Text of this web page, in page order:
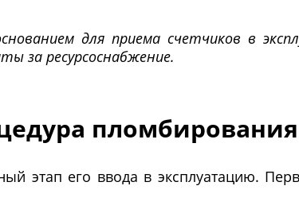
для приема счетчиков в
за ресурсоснабжение.
пломбирования
этап его ввода в эксплуатацию.